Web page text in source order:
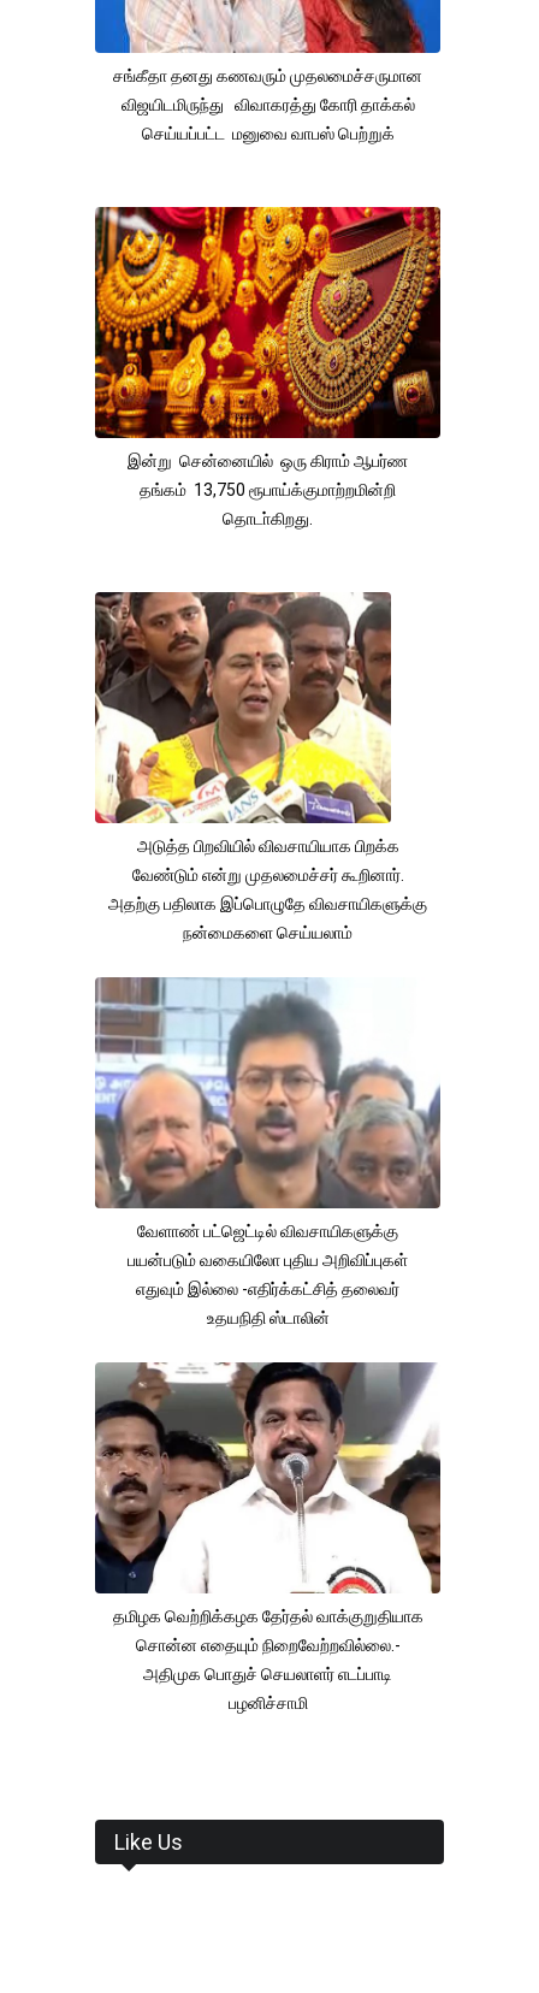
சங்கீதா தனது கணவரும் முதலமைச்சருமான
விஜயிடமிருந்து விவாகரத்து கோரி தாக்கல்
செய்யப்பட்ட மனுவை வாபஸ் பெற்றுக்
இன்று சென்னையில் ஒரு கிராம் ஆபர்ண
தங்கம் 13,750 ரூபாய்க்குமாற்றமின்றி
தொடா்கிறது.
அடுத்த பிறவியில் விவசாயியாக பிறக்க
வேண்டும் என்று முதலமைச்சர் கூறினார்.
அதற்கு பதிலாக இப்பொழுதே விவசாயிகளுக்கு
நன்மைகளை செய்யலாம்
வேளாண் பட்ஜெட்டில் விவசாயிகளுக்கு
பயன்படும் வகையிலோ புதிய அறிவிப்புகள்
எதுவும் இல்லை -எதிர்க்கட்சித் தலைவர்
உதயநிதி ஸ்டாலின்
தமிழக வெற்றிக்கழக தேர்தல் வாக்குறுதியாக
சொன்ன எதையும் நிறைவேற்றவில்லை.-
அதிமுக பொதுச் செயலாளர் எடப்பாடி
பழனிச்சாமி
Like Us